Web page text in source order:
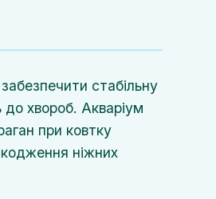
стабільну
хвороб. Акваріум
при ковтку
ніжних